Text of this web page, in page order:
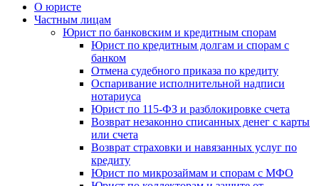
О юристе
Частным лицам
Юрист по банковским и кредитным спорам
Юрист по кредитным долгам и спорам с
банком
Отмена судебного приказа по кредиту
Оспаривание исполнительной надписи
нотариуса
Юрист по 115-ФЗ и разблокировке счета
Возврат незаконно списанных денег с карты
или счета
Возврат страховки и навязанных услуг по
кредиту
Юрист по микрозаймам и спорам с МФО